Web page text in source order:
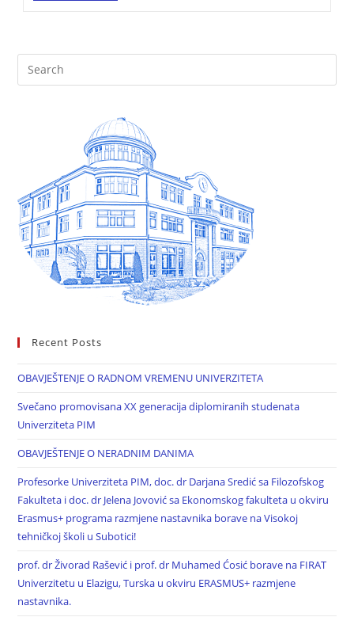
Recent Posts
OBAVJEŠTENJE O RADNOM VREMENU UNIVERZITETA
Svečano promovisana XX generacija diplomiranih studenata
Univerziteta PIM
OBAVJEŠTENJE O NERADNIM DANIMA
Profesorke Univerziteta PIM, doc. dr Darjana Sredić sa Filozofskog
Fakulteta i doc. dr Jelena Jovović sa Ekonomskog fakulteta u okviru
Erasmus+ programa razmjene nastavnika borave na Visokoj
tehničkoj školi u Subotici!
prof. dr Živorad Rašević i prof. dr Muhamed Ćosić borave na FIRAT
Univerzitetu u Elazigu, Turska u okviru ERASMUS+ razmjene
nastavnika.